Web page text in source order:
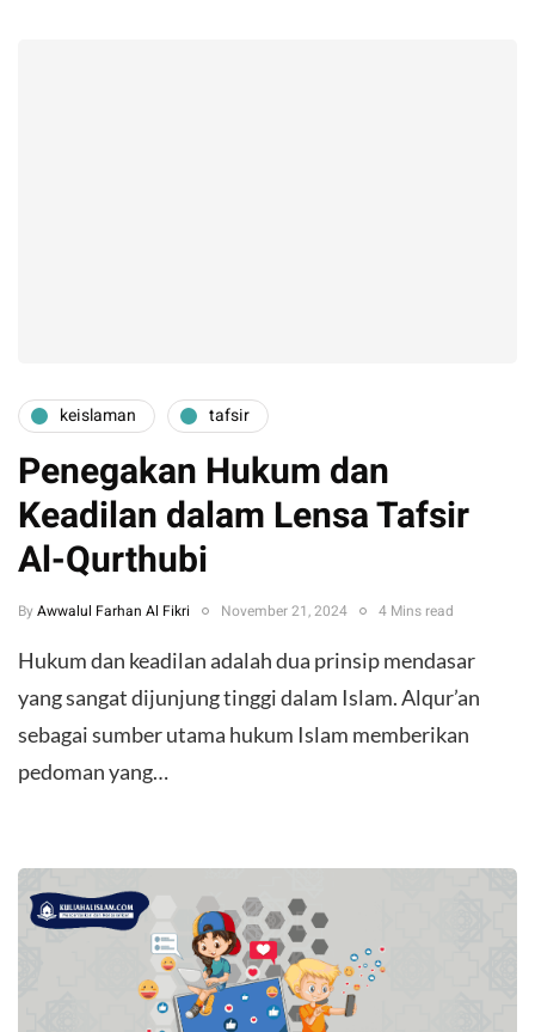
keislaman tafsir
Penegakan Hukum dan
Keadilan dalam Lensa Tafsir
Al-Qurthubi
By Awwalul Farhan Al Fikri November 21, 2024 4 Mins read
Hukum dan keadilan adalah dua prinsip mendasar
yang sangat dijunjung tinggi dalam Islam. Alqur’an
sebagai sumber utama hukum Islam memberikan
pedoman yang…